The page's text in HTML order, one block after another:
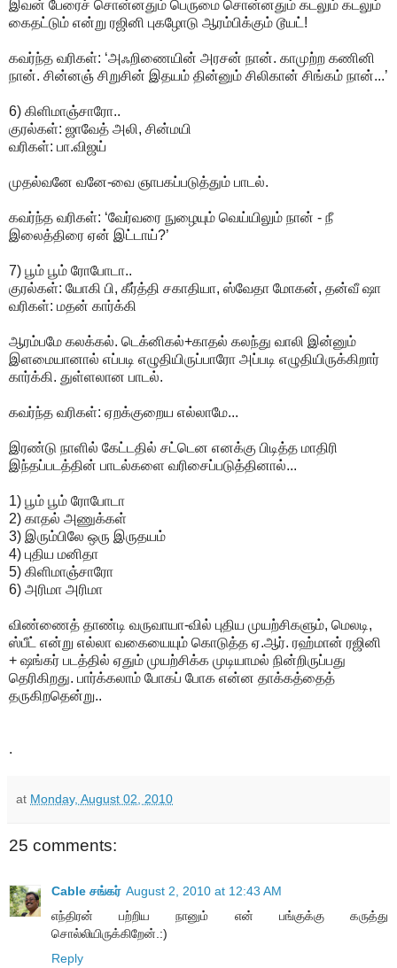
இவன் பேரைச் சொன்னதும் பெருமை சொன்னதும் கடலும் கடலும்
கைதட்டும் என்று ரஜினி புகழோடு ஆரம்பிக்கும் டூயட்!
கவர்ந்த வரிகள்: ‘அஃறிணையின் அரசன் நான். காமுற்ற கணினி
நான். சின்னஞ் சிறுசின் இதயம் தின்னும் சிலிகான் சிங்கம் நான்...’
6) கிளிமாஞ்சாரோ..
குரல்கள்: ஜாவேத் அலி, சின்மயி
வரிகள்: பா.விஜய்
முதல்வனே வனே-வை ஞாபகப்படுத்தும் பாடல்.
கவர்ந்த வரிகள்: ‘வேர்வரை நுழையும் வெய்யிலும் நான் - நீ
இலைத்திரை ஏன் இட்டாய்?’
7) பூம் பூம் ரோபோடா..
குரல்கள்: யோகி பி, கீர்த்தி சகாதியா, ஸ்வேதா மோகன், தன்வீ ஷா
வரிகள்: மதன் கார்க்கி
ஆரம்பமே கலக்கல். டெக்னிகல்+காதல் கலந்து வாலி இன்னும்
இளமையானால் எப்படி எழுதியிருப்பாரோ அப்படி எழுதியிருக்கிறார்
கார்க்கி. துள்ளலான பாடல்.
கவர்ந்த வரிகள்: ஏறக்குறைய எல்லாமே...
இரண்டு நாளில் கேட்டதில் சட்டென எனக்கு பிடித்த மாதிரி
இந்தப்படத்தின் பாடல்களை வரிசைப்படுத்தினால்...
1) பூம் பூம் ரோபோடா
2) காதல் அணுக்கள்
3) இரும்பிலே ஒரு இருதயம்
4) புதிய மனிதா
5) கிளிமாஞ்சாரோ
6) அரிமா அரிமா
விண்ணைத் தாண்டி வருவாயா-வில் புதிய முயற்சிகளும், மெலடி,
ஸ்பீட் என்று எல்லா வகையையும் கொடுத்த ஏ.ஆர். ரஹ்மான் ரஜினி
+ ஷங்கர் படத்தில் ஏதும் முயற்சிக்க முடியாமல் நின்றிருப்பது
தெரிகிறது. பார்க்கலாம் போகப் போக என்ன தாக்கத்தைத்
தருகிறதென்று..
.
at Monday, August 02, 2010
25 comments:
Cable சங்கர் August 2, 2010 at 12:43 AM
எந்திரன் பற்றிய நானும் என் பங்குக்கு கருத்து
சொல்லியிருக்கிறேன்.:)
Reply